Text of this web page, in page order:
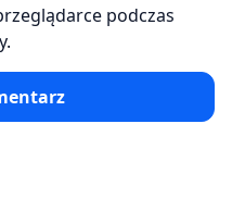
podczas